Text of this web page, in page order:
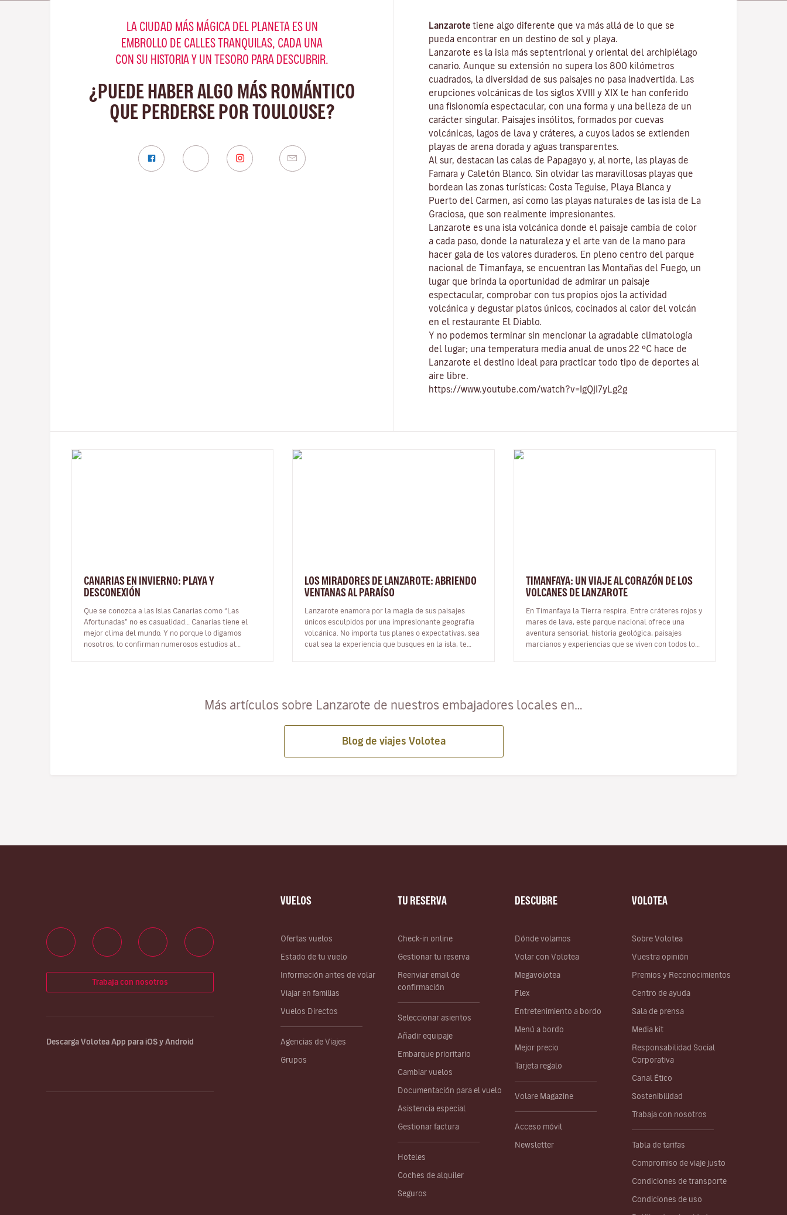
LA CIUDAD MÁS MÁGICA DEL PLANETA ES UN
EMBROLLO DE CALLES TRANQUILAS, CADA UNA
CON SU HISTORIA Y UN TESORO PARA DESCUBRIR.
¿PUEDE HABER ALGO MÁS ROMÁNTICO
QUE PERDERSE POR TOULOUSE?
Lanzarote tiene algo diferente que va más allá de lo que se
pueda encontrar en un destino de sol y playa.
Lanzarote es la isla más septentrional y oriental del archipiélago
canario. Aunque su extensión no supera los 800 kilómetros
cuadrados, la diversidad de sus paisajes no pasa inadvertida. Las
erupciones volcánicas de los siglos XVIII y XIX le han conferido
una fisionomía espectacular, con una forma y una belleza de un
carácter singular. Paisajes insólitos, formados por cuevas
volcánicas, lagos de lava y cráteres, a cuyos lados se extienden
playas de arena dorada y aguas transparentes.
Al sur, destacan las calas de Papagayo y, al norte, las playas de
Famara y Caletón Blanco . Sin olvidar las maravillosas playas que
bordean las zonas turísticas: Costa Teguise Playa Blanca y
Puerto del Carmen , así como las playas naturales de las isla de
La
Graciosa , que son realmente impresionantes.
Lanzarote es una isla volcánica donde el paisaje cambia de color
a cada paso, donde la naturaleza y el arte van de la mano para
hacer gala de los valores duraderos. En pleno centro del parque
nacional de Timanfaya , se encuentran las Montañas del Fuego , un
lugar que brinda la oportunidad de admirar un paisaje
espectacular, comprobar con tus propios ojos la actividad
volcánica y degustar platos únicos, cocinados al calor del volcán
en el restaurante El Diablo.
Y no podemos terminar sin mencionar la agradable climatología
del lugar; una temperatura media anual de unos 22 ºC hace de
Lanzarote el destino ideal para practicar todo tipo de deportes al
aire libre
https://www.youtube.com/watch?v=IgQjI7yLg2g
CANARIAS EN INVIERNO: PLAYA Y
DESCONEXIÓN
Que se conozca a las Islas Canarias como “Las
Afortunadas” no es casualidad… Canarias tiene el
mejor clima del mundo. Y no porque lo digamos
nosotros, lo confirman numerosos estudios al
LOS MIRADORES DE LANZAROTE: ABRIENDO
VENTANAS AL PARAÍSO
Lanzarote enamora por la magia de sus paisajes
únicos esculpidos por una impresionante geografía
volcánica. No importa tus planes o expectativas, sea
cual sea la experiencia que busques en la isla, te
TIMANFAYA: UN VIAJE AL CORAZÓN DE LOS
VOLCANES DE LANZAROTE
En Timanfaya la Tierra respira. Entre cráteres rojos y
mares de lava, este parque nacional ofrece una
aventura sensorial: historia geológica, paisajes
marcianos y experiencias que se viven con todos los
Más artículos sobre Lanzarote de nuestros embajadores locales en…
Blog de viajes Volotea
VUELOS
Ofertas vuelos
Estado de tu vuelo
Información antes de volar
Viajar en familias
Vuelos Directos
Agencias de Viajes
Grupos
TU RESERVA
Check-in online
Gestionar tu reserva
Reenviar email de
confirmación
Seleccionar asientos
Añadir equipaje
Embarque prioritario
Cambiar vuelos
Documentación para el vuelo
Asistencia especial
Gestionar factura
Hoteles
Coches de alquiler
Seguros
DESCUBRE
Dónde volamos
Volar con Volotea
Megavolotea
Flex
Entretenimiento a bordo
Menú a bordo
Mejor precio
Tarjeta regalo
Volare Magazine
Acceso móvil
Newsletter
VOLOTEA
Sobre Volotea
Vuestra opinión
Premios y Reconocimientos
Centro de ayuda
Sala de prensa
Media kit
Responsabilidad Social
Corporativa
Canal Ético
Sostenibilidad
Trabaja con nosotros
Tabla de tarifas
Compromiso de viaje justo
Condiciones de transporte
Condiciones de uso
Trabaja con nosotros
Descarga Volotea App para iOS y Android